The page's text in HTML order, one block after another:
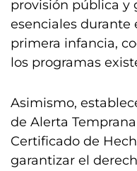
provisión pública y
esenciales durante
primera infancia,
los programas
Asimismo,
de Alerta
Certificado de
garantizar el